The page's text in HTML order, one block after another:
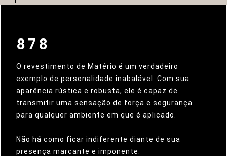
878
O revestimento de Matério é um verdadeiro
exemplo de personalidade inabalável. Com sua
aparência rústica e robusta, ele é capaz de
transmitir uma sensação de força e segurança
para qualquer ambiente em que é aplicado.
Não há como ficar indiferente diante de sua
presença marcante e imponente.